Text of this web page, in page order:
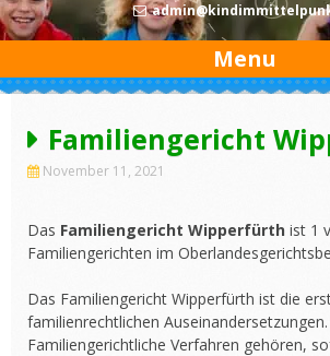
Menu
Familiengericht
November 11, 2021
Das Familiengericht Wipperfürth ist 1
Familiengerichten im
Das Familiengericht Wipperfürth ist die
familienrechtlichen Auseinandersetzungen.
Familiengerichtliche Verfahren gehören,